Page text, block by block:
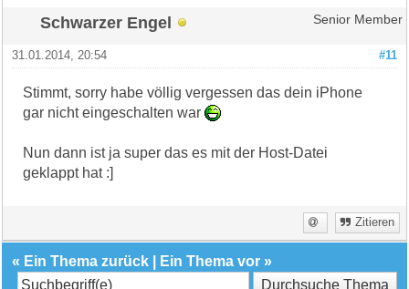
Schwarzer Engel Senior Member
#11
31.01.2014, 20:54
Stimmt, sorry habe völlig vergessen das dein iPhone
gar nicht eingeschalten war
Nun dann ist ja super das es mit der Host-Datei
geklappt hat :]
Zitieren
« Ein Thema zurück Ein Thema vor »